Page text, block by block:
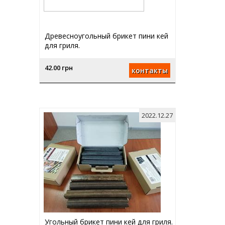
Древесноугольный брикет пини кей
для гриля.
42.00 грн контакты
Угольный брикет пини кей для гриля.
2022.12.27